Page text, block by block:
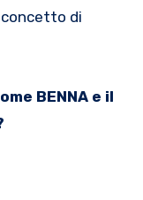
di
BENNA e il